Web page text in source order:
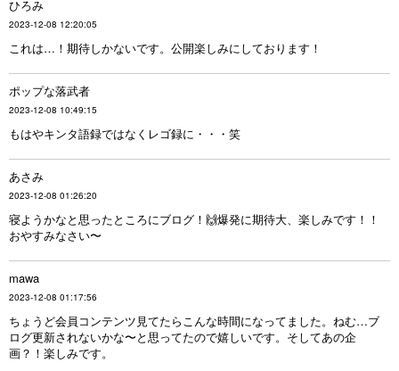
ひろみ
2023-12-08 12:20:05
これは…！期待しかないです。公開楽しみにしております！
ポップな落武者
2023-12-08 10:49:15
もはやキンタ語録ではなくレゴ録に・・・笑
あさみ
2023-12-08 01:26:20
寝ようかなと思ったところにブログ！🙌爆発に期待大、楽しみです！！
おやすみなさい〜
mawa
2023-12-08 01:17:56
ちょうど会員コンテンツ見てたらこんな時間になってました。ねむ…ブ
ログ更新されないかな〜と思ってたので嬉しいです。そしてあの企
画？！楽しみです。